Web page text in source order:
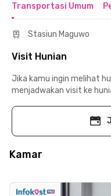
Transportasi Umum
Stasiun Maguwo
Visit Hunian
Jika kamu ingin melihat
menjadwakan visit ke
Kamar